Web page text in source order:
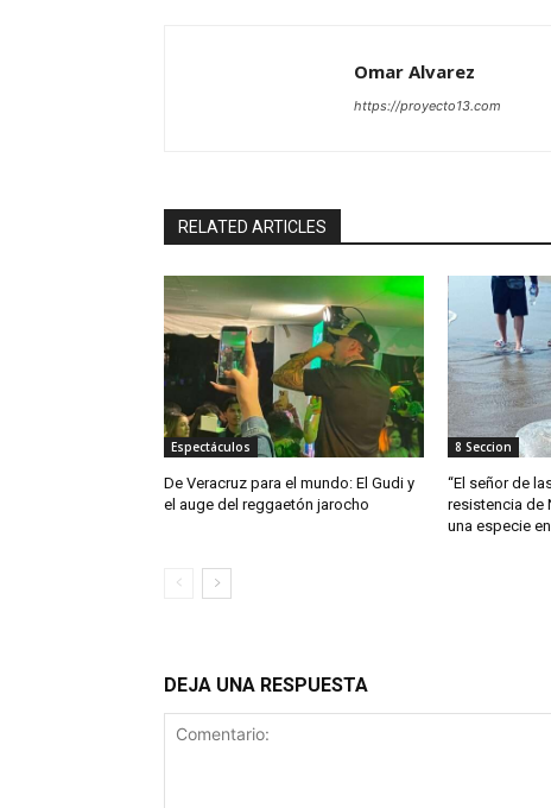
Omar Alvarez
https://proyecto13.com
RELATED ARTICLES
Espectáculos
De Veracruz para el mundo: El Gudi y
el auge del reggaetón jarocho
8 Seccion
“El señor de
resistencia de
una especie
DEJA UNA RESPUESTA